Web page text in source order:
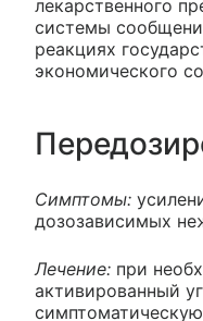
лекарственного
системы
реакциях
экономического
Симптомы:
дозозависимых
Лечение: при
активированный